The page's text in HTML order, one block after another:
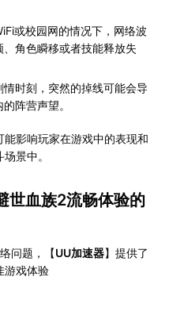
或校园网的情况下，网络波
角色瞬移或者技能释放失
情时刻，突然的掉线可能会导
阵营声望。
影响玩家在游戏中的表现和
景中。
世血族2流畅体验的
问题，【UU加速器】提供了
游戏体验